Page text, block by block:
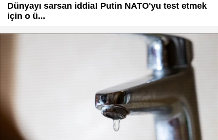
Dünyayı sarsan iddia! Putin NATO'yu test etmek
için o ü...